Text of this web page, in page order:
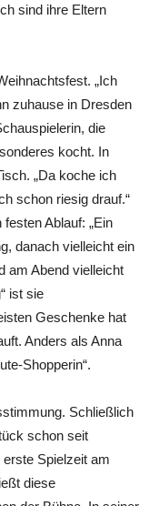
sind ihre Eltern
„Ich
zuhause in Dresden
die
kocht. In
„Da koche ich
schon riesig drauf.“
Ablauf: „Ein
danach vielleicht ein
am Abend vielleicht
ist sie
Geschenke hat
Anders als Anna
Shopperin“.
Schließlich
schon seit
Spielzeit am
diese